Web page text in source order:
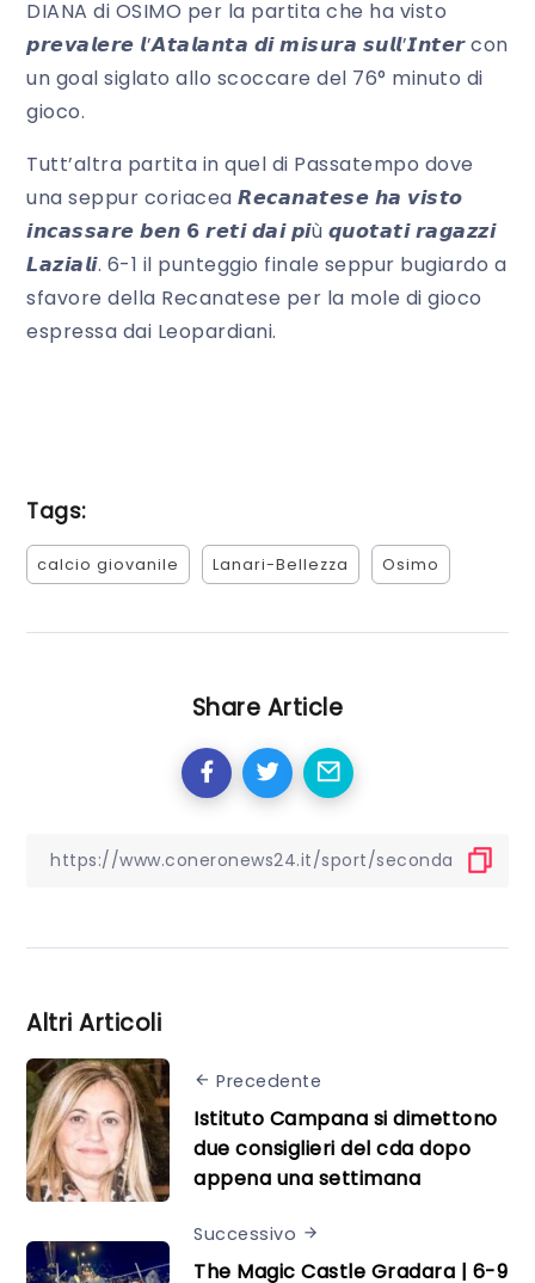
DIANA di OSIMO per la partita che ha visto
𝙥𝙧𝙚𝙫𝙖𝙡𝙚𝙧𝙚 𝙡’𝘼𝙩𝙖𝙡𝙖𝙣𝙩𝙖 𝙙𝙞 𝙢𝙞𝙨𝙪𝙧𝙖 𝙨𝙪𝙡𝙡’𝙄𝙣𝙩𝙚𝙧 con
un goal siglato allo scoccare del 76° minuto di
gioco.
Tutt’altra partita in quel di Passatempo dove
una seppur coriacea 𝙍𝙚𝙘𝙖𝙣𝙖𝙩𝙚𝙨𝙚 𝙝𝙖 𝙫𝙞𝙨𝙩𝙤
𝙞𝙣𝙘𝙖𝙨𝙨𝙖𝙧𝙚 𝙗𝙚𝙣 𝟲 𝙧𝙚𝙩𝙞 𝙙𝙖𝙞 𝙥𝙞ù 𝙦𝙪𝙤𝙩𝙖𝙩𝙞 𝙧𝙖𝙜𝙖𝙯𝙯𝙞
𝙇𝙖𝙯𝙞𝙖𝙡𝙞. 6-1 il punteggio finale seppur bugiardo a
sfavore della Recanatese per la mole di gioco
espressa dai Leopardiani.
Tags:
calcio giovanile Lanari-Bellezza Osimo
Share Article
Altri Articoli
Precedente
Istituto Campana si dimettono
due consiglieri del cda dopo
appena una settimana
Successivo
The Magic Castle Gradara | 6-9